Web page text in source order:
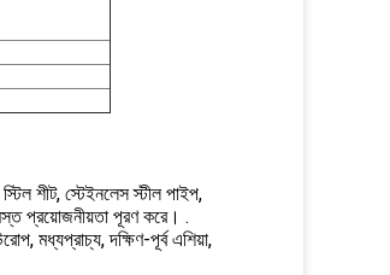
শীট, স্টেইনলেস স্টীল পাইপ,
প্রয়োজনীয়তা পূরণ করে। .
মধ্যপ্রাচ্য, দক্ষিণ-পূর্ব এশিয়া,